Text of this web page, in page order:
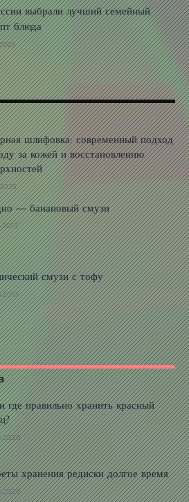
выбрали лучший семейный
блюда
шлифовка: современный подход
за кожей и восстановлению
— банановый смузи
смузи с тофу
где правильно хранить красный
хранения редиски долгое время